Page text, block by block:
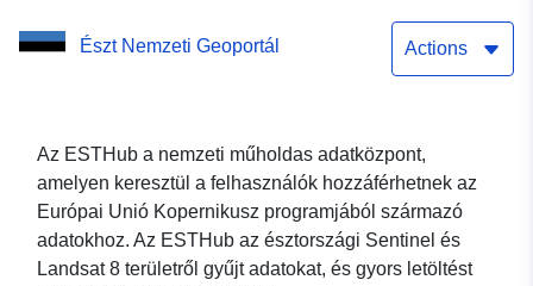
Észt Nemzeti Geoportál Actions
Az ESTHub a nemzeti műholdas adatközpont,
amelyen keresztül a felhasználók hozzáférhetnek az
Európai Unió Kopernikusz programjából származó
adatokhoz. Az ESTHub az észtországi Sentinel és
Landsat 8 területről gyűjt adatokat, és gyors letöltést